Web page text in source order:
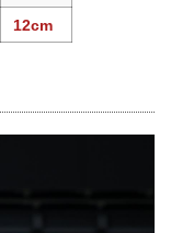
12cm